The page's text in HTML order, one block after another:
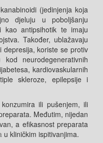
(jedinjenja koja
djeluju u poboljšanju
antipsihotik te imaju
Također, ublažavaju
koriste se protiv
neurodegenerativnih
kardiovaskularnih
skleroze, epilepsije i
ili pušenjem, ili
Međutim, nijedan
a efikasnost preparata
u kliničkim ispitivanjima.